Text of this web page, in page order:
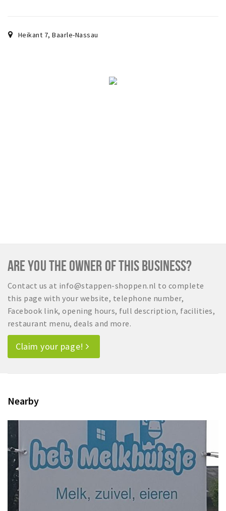
Heikant 7,Baarle-Nassau
ARE YOU THE OWNER OF THIS BUSINESS?
Contact us at info@stappen-shoppen.nl to complete
this page with your website, telephone number,
Facebook link, opening hours, full description, facilities,
restaurant menu, deals and more.
Claim your page!
Nearby